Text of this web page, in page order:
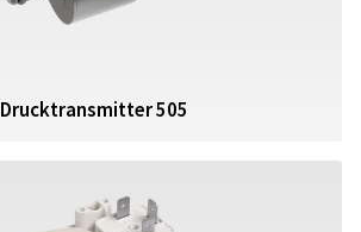
Drucktransmitter 505